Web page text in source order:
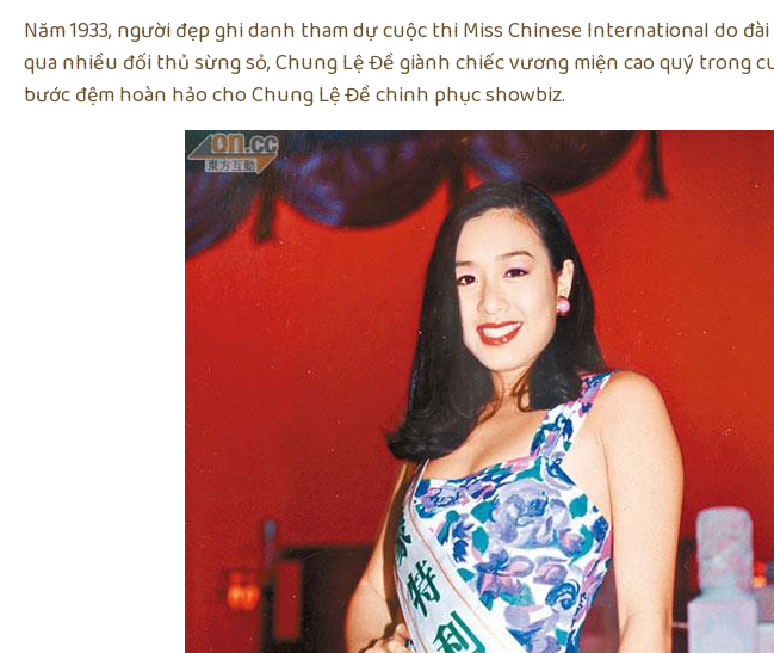
Năm 1933, người đẹp ghi danh tham dự cuộc thi Miss Chinese International do
qua nhiều đối thủ sừng sỏ, Chung Lệ Đề giành chiếc vương miện cao quý trong
bước đệm hoàn hảo cho Chung Lệ Đề chinh phục showbiz.